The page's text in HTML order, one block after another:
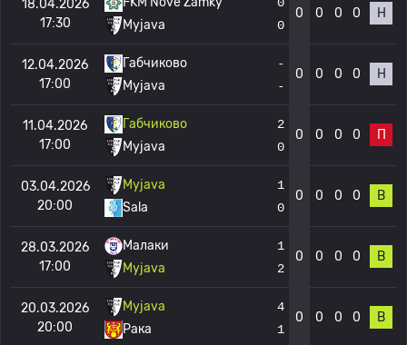
18.04.2026
17:30
Myjava
0
0 0 0 0 Н
12.04.2026
17:00
Габчиково
Myjava
-
-
0 0 0 0 Н
11.04.2026
17:00
Габчиково
Myjava
2
0
0 0 0 0 П
03.04.2026
20:00
Myjava
Sala
1
0
0 0 0 0 В
28.03.2026
17:00
Малаки
Myjava
1
2
0 0 0 0 В
20.03.2026
20:00
Myjava
Рака
4
1
0 0 0 0 В